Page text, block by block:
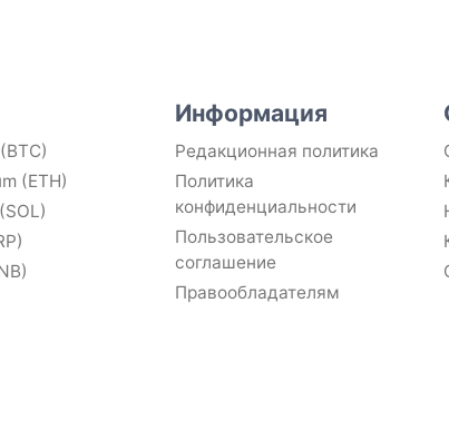
(ETH)
Информация
Редакционная политика
Политика
конфиденциальности
Пользовательское
соглашение
Правообладателям